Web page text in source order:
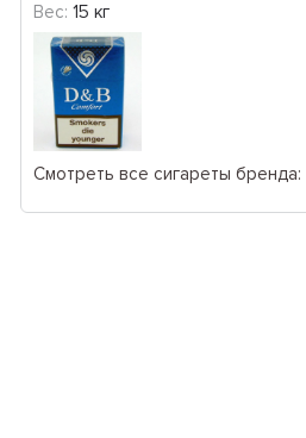
Вес: 15 кг
Смотреть все сигареты бренда: